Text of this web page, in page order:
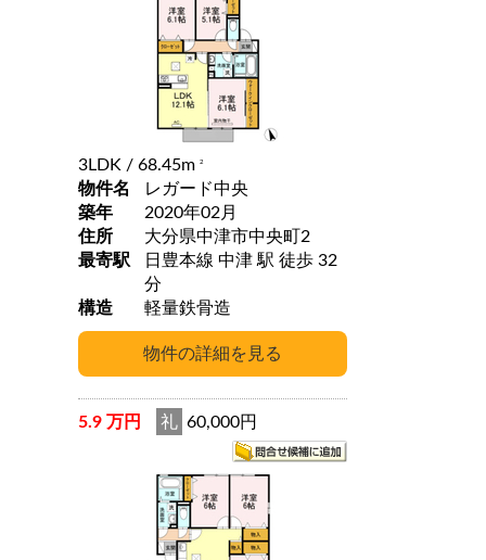
3LDK / 68.45m 2
物件名
レガード中央
築年
2020年02月
住所
大分県中津市中央町2
最寄駅
日豊本線 中津 駅 徒歩 32
分
構造
軽量鉄骨造
5.9 万円 礼 60,000円